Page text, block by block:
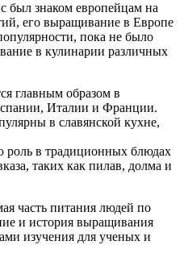
был знаком европейцам на
его выращивание в Европе
пока не было
в кулинарии различных
главным образом в
Италии и Франции.
в славянской кухне,
роль в традиционных блюдах
таких как пилав, долма и
часть питания людей по
и история выращивания
изучения для ученых и